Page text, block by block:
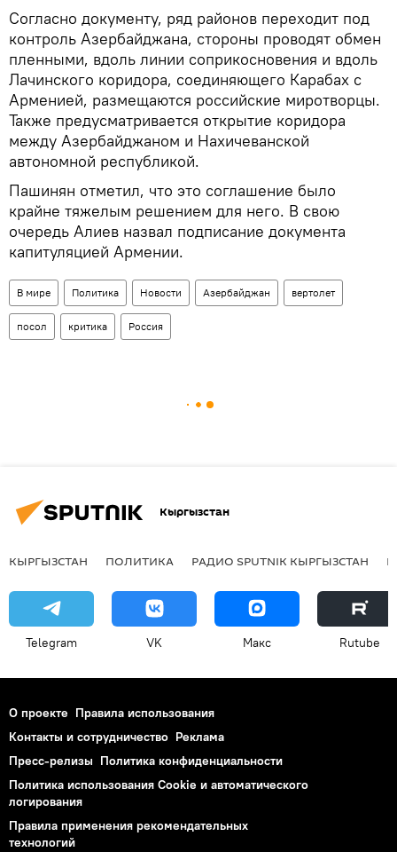
Согласно документу, ряд районов переходит под
контроль Азербайджана, стороны проводят обмен
пленными, вдоль линии соприкосновения и вдоль
Лачинского коридора, соединяющего Карабах с
Арменией, размещаются российские миротворцы.
Также предусматривается открытие коридора
между Азербайджаном и Нахичеванской
автономной республикой.
Пашинян отметил, что это соглашение было
крайне тяжелым решением для него. В свою
очередь Алиев назвал подписание документа
капитуляцией Армении.
В мире Политика Новости Азербайджан вертолет
посол критика Россия
Кыргызстан
КЫРГЫЗСТАН ПОЛИТИКА РАДИО SPUTNIK КЫРГЫЗСТАН
Telegram VK Макс Rutube
О проекте Правила использования
Контакты и сотрудничество Реклама
Пресс-релизы Политика конфиденциальности
Политика использования Cookie и автоматического
логирования
Правила применения рекомендательных
технологий